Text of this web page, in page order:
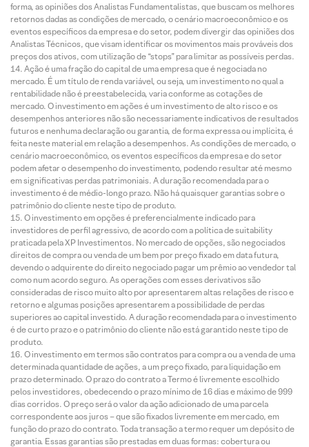
forma, as opiniões dos Analistas Fundamentalistas, que buscam os melhores
retornos dadas as condições de mercado, o cenário macroeconômico e os
eventos específicos da empresa e do setor, podem divergir das opiniões dos
Analistas Técnicos, que visam identificar os movimentos mais prováveis dos
preços dos ativos, com utilização de “stops” para limitar as possíveis perdas.
Ação é uma fração do capital de uma empresa que é negociada no
mercado. É um título de renda variável, ou seja, um investimento no qual a
rentabilidade não é preestabelecida, varia conforme as cotações de
mercado. O investimento em ações é um investimento de alto risco e os
desempenhos anteriores não são necessariamente indicativos de resultados
futuros e nenhuma declaração ou garantia, de forma expressa ou implícita, é
feita neste material em relação a desempenhos. As condições de mercado, o
cenário macroeconômico, os eventos específicos da empresa e do setor
podem afetar o desempenho do investimento, podendo resultar até mesmo
em significativas perdas patrimoniais. A duração recomendada para o
investimento é de médio-longo prazo. Não há quaisquer garantias sobre o
patrimônio do cliente neste tipo de produto.
O investimento em opções é preferencialmente indicado para
investidores de perfil agressivo, de acordo com a política de suitability
praticada pela XP Investimentos. No mercado de opções, são negociados
direitos de compra ou venda de um bem por preço fixado em data futura,
devendo o adquirente do direito negociado pagar um prêmio ao vendedor tal
como num acordo seguro. As operações com esses derivativos são
consideradas de risco muito alto por apresentarem altas relações de risco e
retorno e algumas posições apresentarem a possibilidade de perdas
superiores ao capital investido. A duração recomendada para o investimento
é de curto prazo e o patrimônio do cliente não está garantido neste tipo de
produto.
O investimento em termos são contratos para compra ou a venda de uma
determinada quantidade de ações, a um preço fixado, para liquidação em
prazo determinado. O prazo do contrato a Termo é livremente escolhido
pelos investidores, obedecendo o prazo mínimo de 16 dias e máximo de 999
dias corridos. O preço será o valor da ação adicionado de uma parcela
correspondente aos juros – que são fixados livremente em mercado, em
função do prazo do contrato. Toda transação a termo requer um depósito de
garantia. Essas garantias são prestadas em duas formas: cobertura ou